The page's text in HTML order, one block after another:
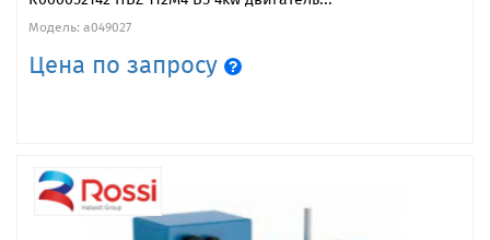
Модель: a049027
Цена по запросу